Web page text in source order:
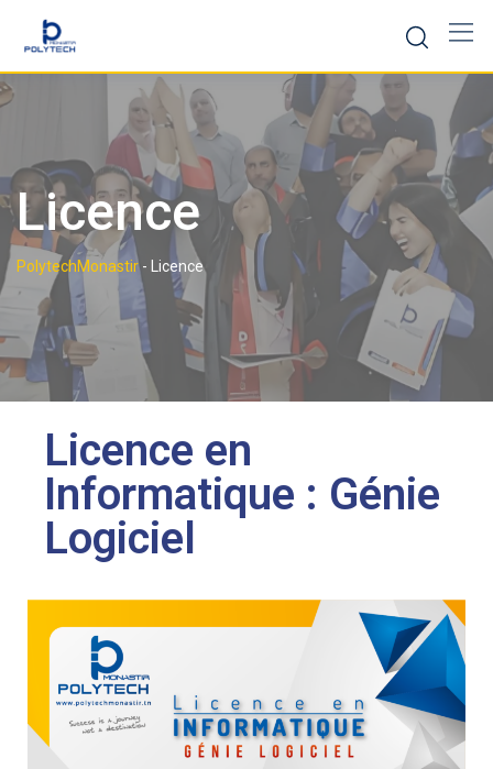
Licence
PolytechMonastir- Licence
Licence en
Informatique : Génie
Logiciel